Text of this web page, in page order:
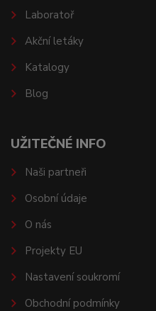
Laboratoř
Akční letáky
Katalogy
Blog
UŽITEČNÉ INFO
Naši partneři
Osobní údaje
O nás
Projekty EU
Nastavení soukromí
Obchodní podmínky